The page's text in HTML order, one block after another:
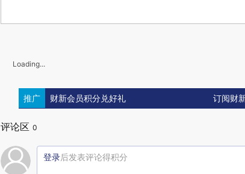
Loading...
推广 财新会员积分兑好礼 订阅财
评论区 0
登录后发表评论得积分